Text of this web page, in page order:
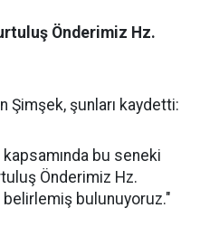
Önderimiz Hz.
Şimşek, şunları kaydetti:
bu seneki
Önderimiz Hz.
belirlemiş bulunuyoruz."